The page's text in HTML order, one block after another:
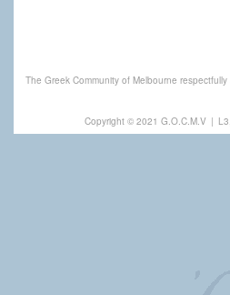
The Greek Community of Melbourne
Copyright © 2021 G.O.C.M.V |